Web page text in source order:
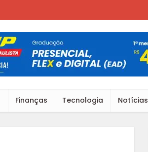
Finanças Tecnologia Notícias